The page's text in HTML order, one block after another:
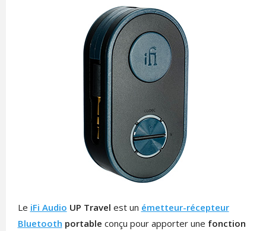
Le iFi Audio UP Travel est un émetteur-récepteur
Bluetooth portable conçu pour apporter une fonction